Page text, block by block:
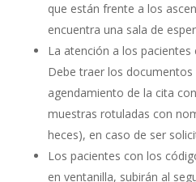
que están frente a los
encuentra una sala de
La atención a los pacientes
Debe traer los documentos
agendamiento de la cita
muestras rotuladas con
heces), en caso de ser
Los pacientes con los
en ventanilla, subirán al